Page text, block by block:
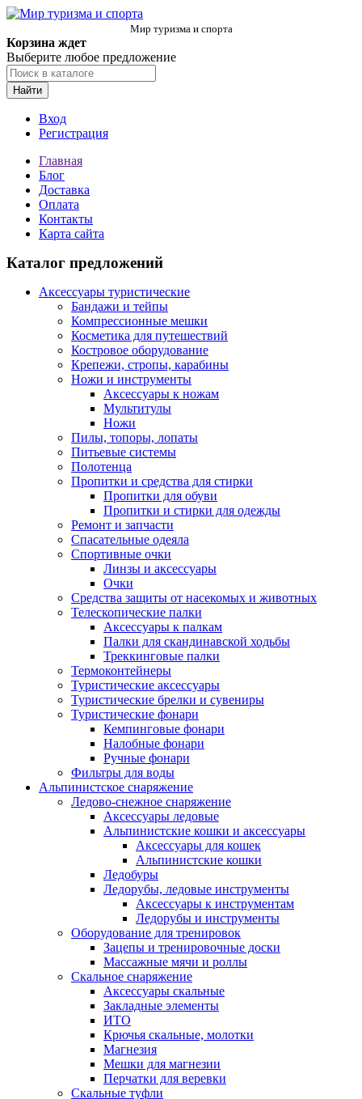
Мир туризма и спорта
Корзина ждет
Выберите любое предложение
Найти
Вход
Регистрация
Главная
Блог
Доставка
Оплата
Контакты
Карта сайта
Каталог предложений
Аксессуары туристические
Бандажи и тейпы
Компрессионные мешки
Косметика для путешествий
Костровое оборудование
Крепежи, стропы, карабины
Ножи и инструменты
Аксессуары к ножам
Мультитулы
Ножи
Пилы, топоры, лопаты
Питьевые системы
Полотенца
Пропитки и средства для стирки
Пропитки для обуви
Пропитки и стирки для одежды
Ремонт и запчасти
Спасательные одеяла
Спортивные очки
Линзы и аксессуары
Очки
Средства защиты от насекомых и животных
Телескопические палки
Аксессуары к палкам
Палки для скандинавской ходьбы
Треккинговые палки
Термоконтейнеры
Туристические аксессуары
Туристические брелки и сувениры
Туристические фонари
Кемпинговые фонари
Налобные фонари
Ручные фонари
Фильтры для воды
Альпинистское снаряжение
Ледово-снежное снаряжение
Аксессуары ледовые
Альпинистские кошки и аксессуары
Аксессуары для кошек
Альпинистские кошки
Ледобуры
Ледорубы, ледовые инструменты
Аксессуары к инструментам
Ледорубы и инструменты
Оборудование для тренировок
Зацепы и тренировочные доски
Массажные мячи и роллы
Скальное снаряжение
Аксессуары скальные
Закладные элементы
ИТО
Крючья скальные, молотки
Магнезия
Мешки для магнезии
Перчатки для веревки
Скальные туфли